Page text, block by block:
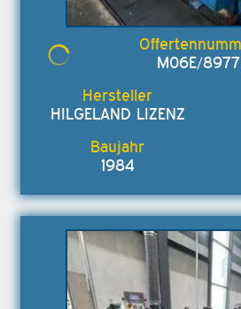
M06E/8977
HILGELAND LIZENZ
1984